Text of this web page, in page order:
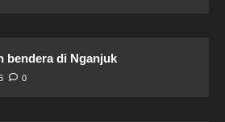
bendera di Nganjuk
0